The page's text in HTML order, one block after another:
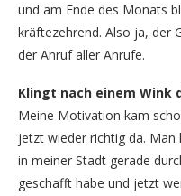
und am Ende des Monats
kräftezehrend. Also ja, der
der Anruf aller Anrufe.
Klingt nach einem Wink
Meine Motivation kam
jetzt wieder richtig da. Man
in meiner Stadt gerade
geschafft habe und jetzt